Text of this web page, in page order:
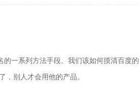
一系列方法手段。我们该如何摸清百度
，别人才会用他的产品。